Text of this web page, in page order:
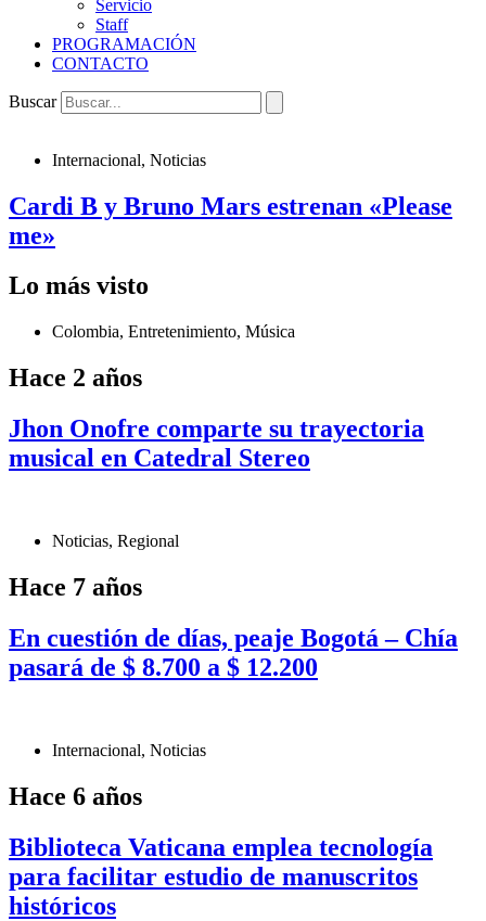
Servicio
Staff
PROGRAMACIÓN
CONTACTO
Buscar
Internacional, Noticias
Cardi B y Bruno Mars estrenan «Please
me»
Lo más visto
Colombia, Entretenimiento, Música
Hace 2 años
Jhon Onofre comparte su trayectoria
musical en Catedral Stereo
Noticias, Regional
Hace 7 años
En cuestión de días, peaje Bogotá – Chía
pasará de $ 8.700 a $ 12.200
Internacional, Noticias
Hace 6 años
Biblioteca Vaticana emplea tecnología
para facilitar estudio de manuscritos
históricos